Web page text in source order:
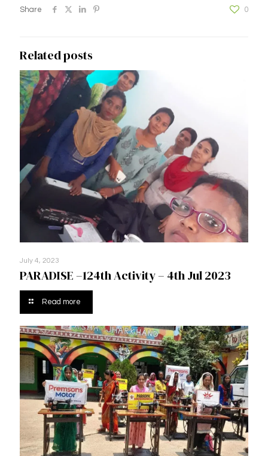
Share 0
Related posts
July 4, 2023
PARADISE –124th Activity – 4th Jul 2023
Read more